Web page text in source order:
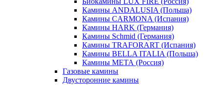
Камины ANDALUSIA (Польша)
Камины CARMONA (Испания)
Камины HARK (Германия)
Камины Schmid (Германия)
Камины TRAFORART (Испания)
Камины BELLA ITALIA (Польша)
Камины МЕТА (Россия)
Газовые камины
Двусторонние камины